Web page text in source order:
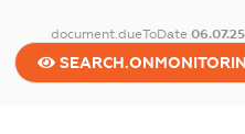
document.dueToDate06.07.25